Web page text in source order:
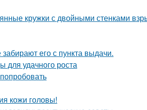
кружки с двойными стенками
его с пункта выдачи.
для удачного роста
кожи головы!